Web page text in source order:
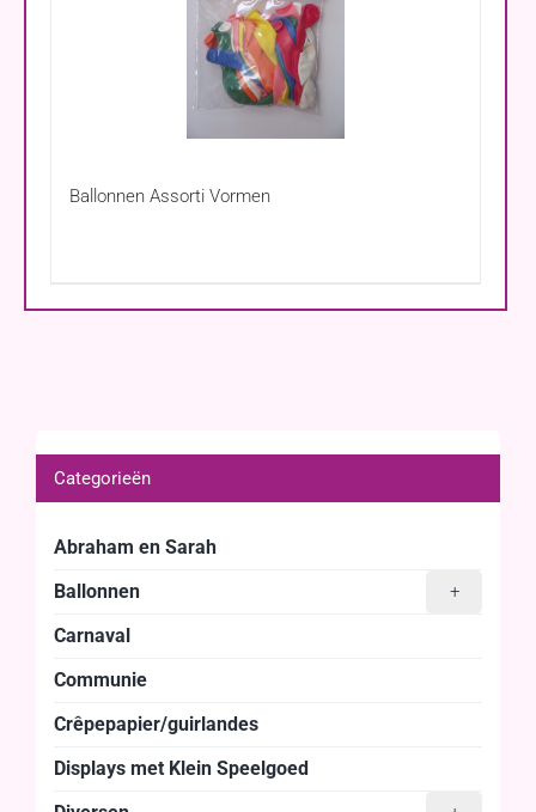
Ballonnen Assorti Vormen
Categorieën
Abraham en Sarah
+
Ballonnen
Carnaval
Communie
Crêpepapier/guirlandes
Displays met Klein Speelgoed